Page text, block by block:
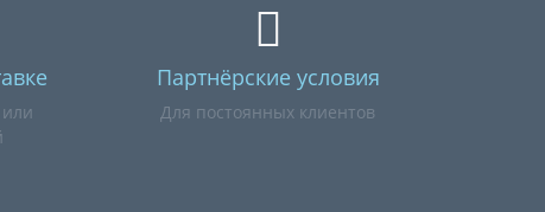
Партнёрские условия
Для постоянных клиентов